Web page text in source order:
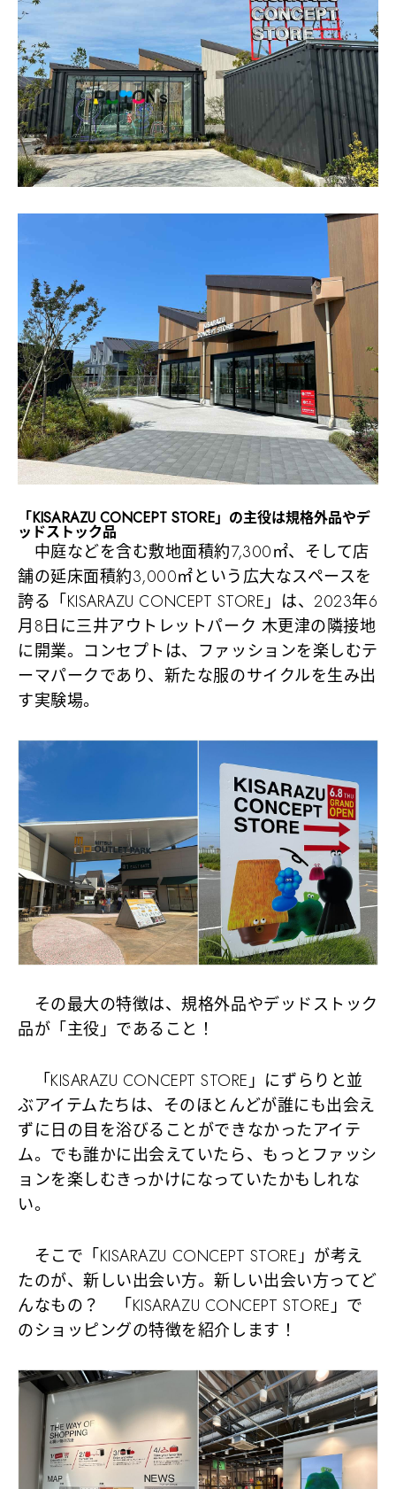
「KISARAZU CONCEPT STORE」の主役は規格外品やデ
ッドストック品
中庭などを含む敷地面積約7,300㎡、そして店
舗の延床面積約3,000㎡という広大なスペースを
誇る「KISARAZU CONCEPT STORE」は、2023年6
月8日に三井アウトレットパーク 木更津の隣接地
に開業。コンセプトは、ファッションを楽しむテ
ーマパークであり、新たな服のサイクルを生み出
す実験場。
その最大の特徴は、規格外品やデッドストック
品が「主役」であること！
「KISARAZU CONCEPT STORE」にずらりと並
ぶアイテムたちは、そのほとんどが誰にも出会え
ずに日の目を浴びることができなかったアイテ
ム。でも誰かに出会えていたら、もっとファッシ
ョンを楽しむきっかけになっていたかもしれな
い。
そこで「KISARAZU CONCEPT STORE」が考え
たのが、新しい出会い方。新しい出会い方ってど
んなもの？ 「KISARAZU CONCEPT STORE」で
のショッピングの特徴を紹介します！